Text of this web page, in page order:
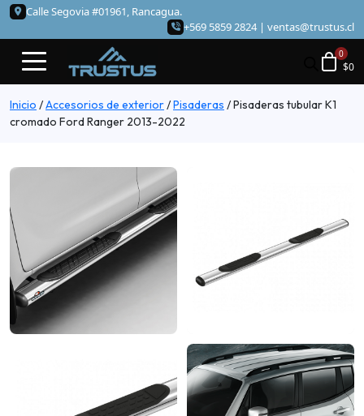
Calle Segovia #01961, Rancagua.
+569 5859 2824 | ventas@trustus.cl
$0
Inicio /Accesorios de exterior/Pisaderas /Pisaderas tubular K1
cromado Ford Ranger 2013-2022